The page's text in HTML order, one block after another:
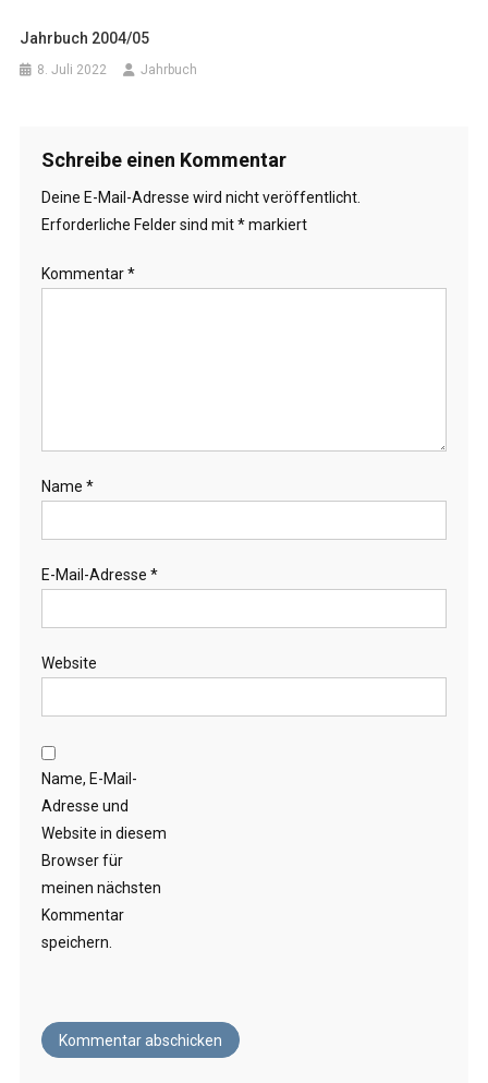
Jahrbuch 2004/05
8. Juli 2022 Jahrbuch
Schreibe einen Kommentar
Deine E-Mail-Adresse wird nicht veröffentlicht.
Erforderliche Felder sind mit*markiert
Kommentar*
Name *
E-Mail-Adresse *
Website
Name, E-Mail-
Adresse und
Website in diesem
Browser für
meinen nächsten
Kommentar
speichern.